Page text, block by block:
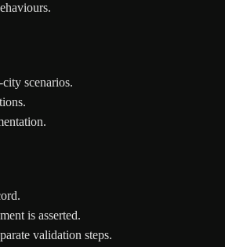
scenarios.
is asserted.
validation steps.